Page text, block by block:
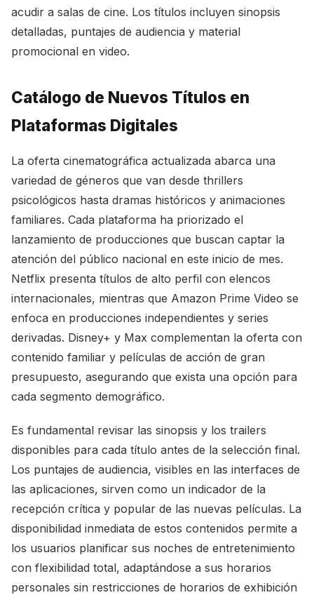
acudir a salas de cine. Los títulos incluyen sinopsis
detalladas, puntajes de audiencia y material
promocional en video.
Catálogo de Nuevos Títulos en
Plataformas Digitales
La oferta cinematográfica actualizada abarca una
variedad de géneros que van desde thrillers
psicológicos hasta dramas históricos y animaciones
familiares. Cada plataforma ha priorizado el
lanzamiento de producciones que buscan captar la
atención del público nacional en este inicio de mes.
Netflix presenta títulos de alto perfil con elencos
internacionales, mientras que Amazon Prime Video se
enfoca en producciones independientes y series
derivadas. Disney+ y Max complementan la oferta con
contenido familiar y películas de acción de gran
presupuesto, asegurando que exista una opción para
cada segmento demográfico.
Es fundamental revisar las sinopsis y los trailers
disponibles para cada título antes de la selección final.
Los puntajes de audiencia, visibles en las interfaces de
las aplicaciones, sirven como un indicador de la
recepción crítica y popular de las nuevas películas. La
disponibilidad inmediata de estos contenidos permite a
los usuarios planificar sus noches de entretenimiento
con flexibilidad total, adaptándose a sus horarios
personales sin restricciones de horarios de exhibición